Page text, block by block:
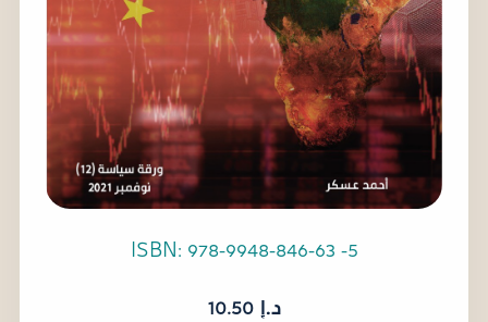
ISBN: 978-9948-846-63 -5
د.إ10.50